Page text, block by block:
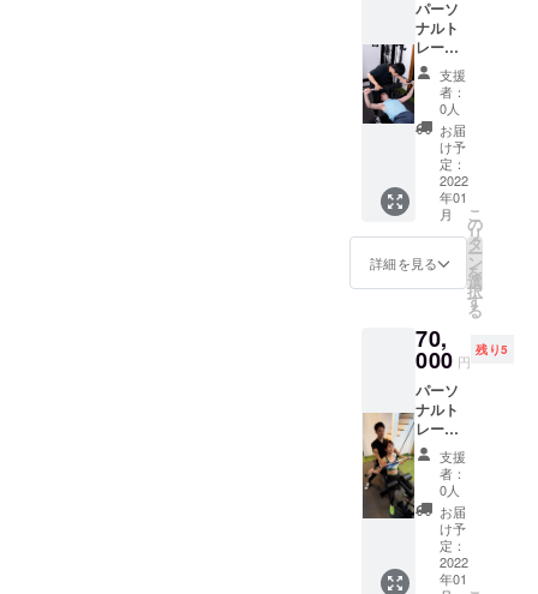
2022年
3月31日
おりま
す！
ウェ
ア・
シュー
ズ等の
レンタ
ルを全
て提供
致しま
す。
LINEに
よる食
事指
ており
ます。
ご利用
可能期
間:2022
年1月4
日〜
2022年
3月31日
パーソ
ナルト
レーニ
ング30
分+キッ
クボク
ササイ
ズ30分
×8回
コース
4回コー
スでや
るより
お得な
クラウ
ドファ
ング限
定価格
になっ
ており
ます！
ウェ
ア・
シュー
ズ等の
レンタ
ルを全
て提供
致しま
す。
支援
者：
0人
お届
け予
定：
2022
年01
月
詳細を見る
こ
の
リ
タ
ー
ン
を
選
択
す
る
70,
000 円
残り5
パーソ
ナルト
レーニ
ング60
分×12回
コース
8回コー
スでや
るより
お得な
クラウ
支援
者：
0人
お届
け予
定：
2022
年01